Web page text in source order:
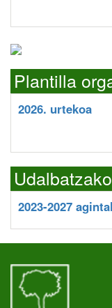
Plantilla
2026. urtekoa
2023-2027